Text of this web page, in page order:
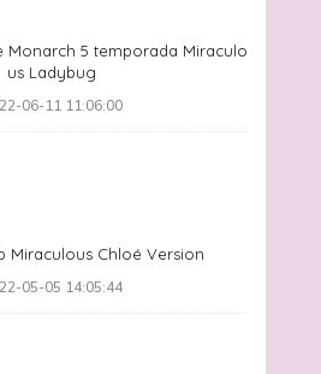
Monarch 5 temporada Miraculo
us Ladybug
06-11 11:06:00
Miraculous Chloé Version
05-05 14:05:44